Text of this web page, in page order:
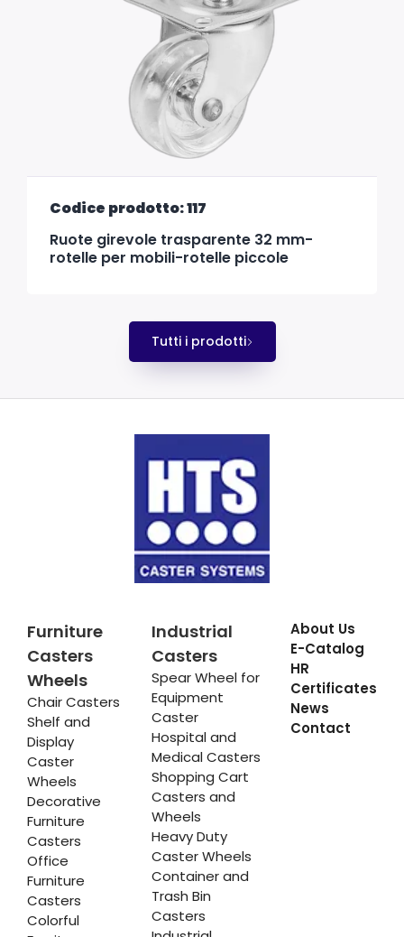
Codice prodotto: 117
Ruote girevole trasparente 32 mm-
rotelle per mobili-rotelle piccole
Tutti i prodotti
Furniture
Casters
Wheels
Chair Casters
Shelf and
Display
Caster
Wheels
Decorative
Furniture
Casters
Office
Furniture
Casters
Colorful
Industrial
Casters
Spear Wheel for
Equipment
Caster
Hospital and
Medical Casters
Shopping Cart
Casters and
Wheels
Heavy Duty
Caster Wheels
Container and
Trash Bin
Casters
About Us
E-Catalog
HR
Certificates
News
Contact